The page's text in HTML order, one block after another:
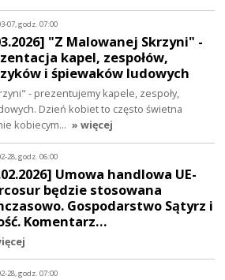
07, godz. 07:00
"Z Malowanej Skrzyni" -
kapel, zespołów,
i śpiewaków ludowych
- prezentujemy kapele, zespoły,
Dzień kobiet to często świetna
kobiecym… » więcej
28, godz. 06:00
Umowa handlowa UE-
będzie stosowana
Gospodarstwo Sątyrz i
Komentarz…
28, godz. 07:00